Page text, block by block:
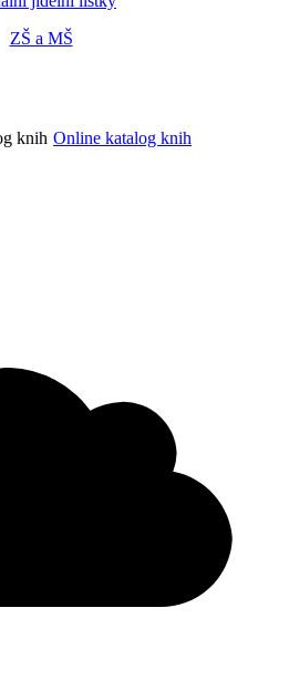
ZŠ a MŠ
Online katalog knih